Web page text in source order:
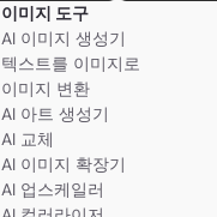
이미지 도구
AI 이미지 생성기
텍스트를 이미지로
이미지 변환
AI 아트 생성기
AI 교체
AI 이미지 확장기
AI 업스케일러